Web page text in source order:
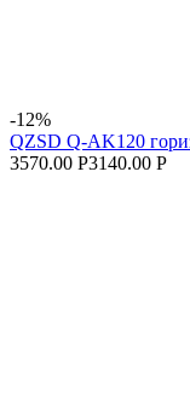
-12%
QZSD Q-AK120
3570.00 Р3140.00 Р